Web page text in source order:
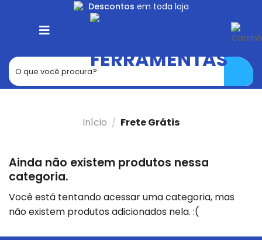
Descontos em toda loja
Início / Frete Grátis
Ainda não existem produtos nessa
categoria.
Você está tentando acessar uma categoria, mas
não existem produtos adicionados nela. :(